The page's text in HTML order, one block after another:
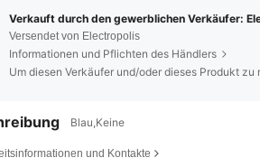
Verkauft durch den gewerblichen Verkäufer:
Versendet von Electropolis
Informationen und Pflichten des Händlers
Blau,Keine
und Kontakte
4,66 20K